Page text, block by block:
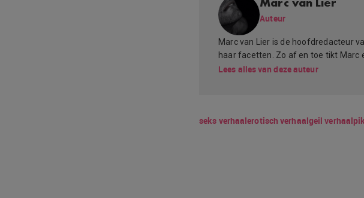
Auteur
Marc van Lier is de hoofdredacteur
haar facetten. Zo af en toe tikt Marc
Lees alles van deze auteur
seks verhaalerotisch verhaalgeil verhaal